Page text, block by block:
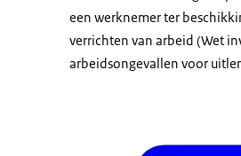
een werknemer ter
verrichten van arbeid (Wet
arbeidsongevallen voor